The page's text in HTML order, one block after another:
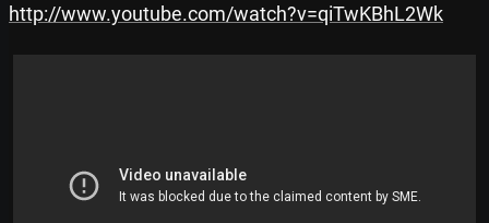
http://www.youtube.com/watch?v=qiTwKBhL2Wk